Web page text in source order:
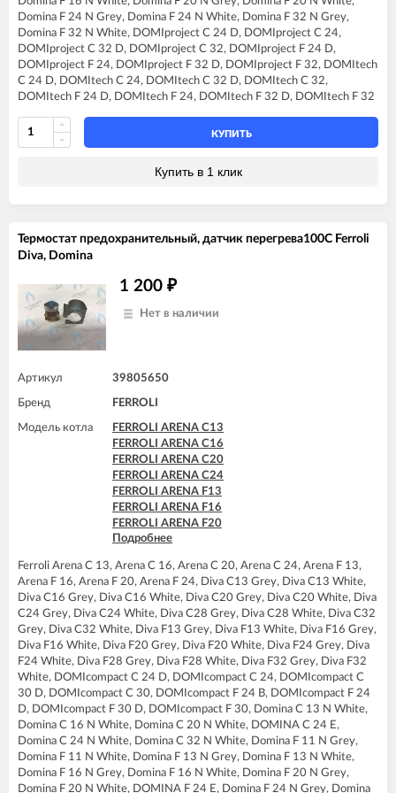
FERROLI DIVAproject F24
FERROLI DIVAtech C24 D
FERROLI DIVAtech C32 D
FERROLI DIVAtech F24 D
FERROLI DIVAtech F32 D
FERROLI DIVAtop C24
FERROLI DIVAtop C32
FERROLI DIVAtop F24
FERROLI DIVAtop F32
FERROLI DIVAtop F37
FERROLI DIVAtop Low Nox C24
FERROLI DIVAtop Low Nox C32
FERROLI DIVAtop micro C32
FERROLI DIVAtop micro F32
FERROLI DIVAtop micro F37
FERROLI DIVAtop micro LN C24
FERROLI DIVAtop ST C24
FERROLI DIVAtop ST F24
FERROLI DIVAtop ST F32
FERROLI DOMIcompact C24
FERROLI DOMIcompact C30
FERROLI DOMIcompact C30 D
FERROLI DOMIcompact F24
FERROLI DOMIcompact F24 B
FERROLI DOMIcompact F24 D
FERROLI DOMIcompact F30
FERROLI DOMIcompact F30 B
FERROLI DOMIcompact F30 D
FERROLI DOMINA C13 N
FERROLI DOMINA C16 N
FERROLI DOMINA C20 N
FERROLI DOMINA C24 N
FERROLI DOMINA C32 N
FERROLI DOMINA F13 N
FERROLI DOMINA F16 N
FERROLI DOMINA F20 N
FERROLI DOMINA F24 N
FERROLI DOMINA F32 N
FERROLI DOMIproject C24
FERROLI DOMIproject C24 D
FERROLI DOMIproject C32
FERROLI DOMIproject C32 D
Domina F 24 N Grey, Domina F 24 N White, Domina F 32 N Grey,
Domina F 32 N White, DOMIproject C 24 D, DOMIproject C 24,
DOMIproject C 32 D, DOMIproject C 32, DOMIproject F 24 D,
DOMIproject F 24, DOMIproject F 32 D, DOMIproject F 32, DOMItech
C 24 D, DOMItech C 24, DOMItech C 32 D, DOMItech C 32,
DOMItech F 24 D, DOMItech F 24, DOMItech F 32 D, DOMItech F 32
КУПИТЬ
Купить в 1 клик
Термостат предохранительный, датчик перегрева100C Ferroli
Diva, Domina
1 200 ₽
Нет в наличии
Артикул 39805650
Бренд FERROLI
Модель котла
FERROLI ARENA C13
FERROLI ARENA C16
FERROLI ARENA C20
FERROLI ARENA C24
FERROLI ARENA F13
FERROLI ARENA F16
FERROLI ARENA F20
FERROLI ARENA F24
FERROLI DIVA C16
FERROLI DIVA C20
FERROLI DIVA C24
FERROLI DIVA C28
FERROLI DIVA C32
FERROLI DIVA F13
FERROLI DIVA F16
FERROLI DIVA F20
FERROLI DIVA F24
FERROLI DIVA F28
FERROLI DIVA F32
FERROLI DIVA F37
FERROLI DIVA HC24
FERROLI DIVA HF24
Подробнее
Ferroli Arena C 13, Arena C 16, Arena C 20, Arena C 24, Arena F 13,
Arena F 16, Arena F 20, Arena F 24, Diva C13 Grey, Diva C13 White,
Diva C16 Grey, Diva C16 White, Diva C20 Grey, Diva C20 White, Diva
C24 Grey, Diva C24 White, Diva C28 Grey, Diva C28 White, Diva C32
Grey, Diva C32 White, Diva F13 Grey, Diva F13 White, Diva F16 Grey,
Diva F16 White, Diva F20 Grey, Diva F20 White, Diva F24 Grey, Diva
F24 White, Diva F28 Grey, Diva F28 White, Diva F32 Grey, Diva F32
White, DOMIcompact C 24 D, DOMIcompact C 24, DOMIcompact C
30 D, DOMIcompact C 30, DOMIcompact F 24 B, DOMIcompact F 24
D, DOMIcompact F 30 D, DOMIcompact F 30, Domina C 13 N White,
Domina C 16 N White, Domina C 20 N White, DOMINA C 24 E,
Domina C 24 N White, Domina C 32 N White, Domina F 11 N Grey,
Domina F 11 N White, Domina F 13 N Grey, Domina F 13 N White,
Domina F 16 N Grey, Domina F 16 N White, Domina F 20 N Grey,
Domina F 20 N White, DOMINA F 24 E, Domina F 24 N Grey, Domina